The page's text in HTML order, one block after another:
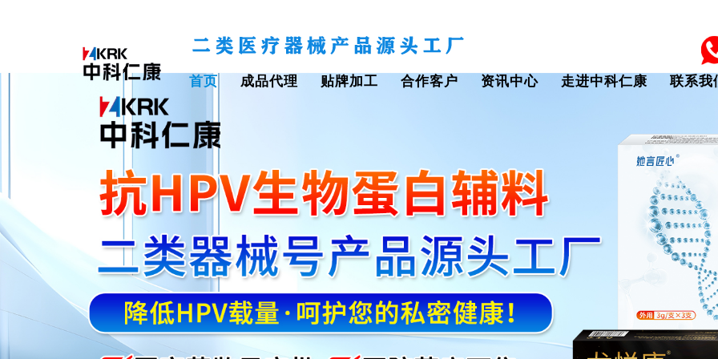
首页 成品代理 贴牌加工 合作客户 资讯中心 走进中科仁康 联系我